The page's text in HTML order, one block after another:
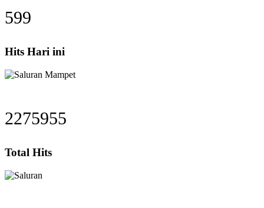
599
Hits Hari ini
2275955
Total Hits